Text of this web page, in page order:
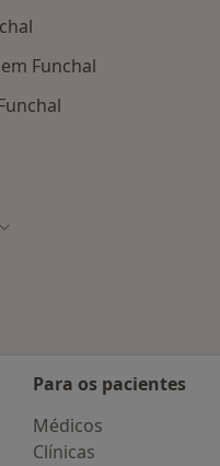
Funchal
Mudar de cidade
Para os pacientes
Médicos
Clínicas